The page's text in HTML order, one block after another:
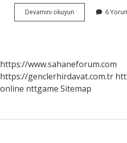
Devamını okuyun
Kısaltması
6
https://www.sahaneforum.com
https://genclerhirdavat.com.tr
online nttgame Sitemap